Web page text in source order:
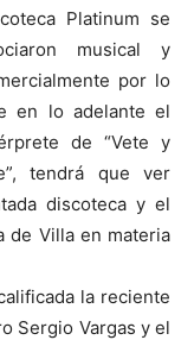
Platinum se
musical y
por lo
en lo adelante el
de “Vete y
tendrá que ver
discoteca y el
de Villa en materia
la reciente
Sergio Vargas y el